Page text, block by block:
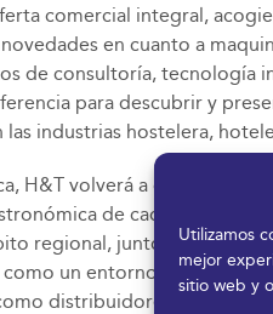
Utilizamos
mejor
sitio web y
comercial integral,
en cuanto a
de consultoría, tecnología
para descubrir y
industrias hostelera,
H&T volverá a contar con
de cada territorio,
regional, junto a Burgos
como un entorno
distribuidores y